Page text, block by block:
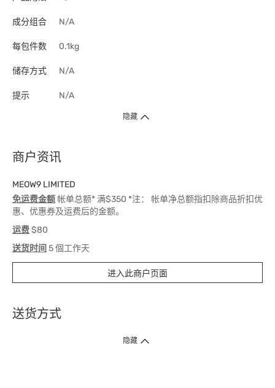
成分组合 N/A
每包件数 0.1kg
储存方式 N/A
提示 N/A
隐藏
商户资讯
MEOW9 LIMITED
免运费金额帐单总额* 满$350 *注： 帐单净总额指扣除商品折扣优
惠、优惠券及运费后的金额。
运费$80
送货时间 5 個工作天
进入此商户页面
送货方式
1. 送货到府（受卫生署条例规管产品除外 ）
隐藏